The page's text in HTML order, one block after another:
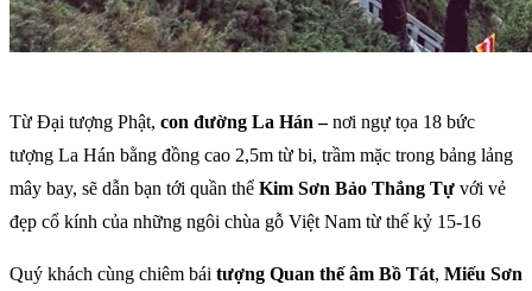
Từ Đại tượng Phật, con đường La Hán –nơi ngự tọa 18 bức
tượng La Hán bằng đồng cao 2,5m từ bi, trầm mặc trong bảng lảng
mây bay, sẽ dẫn bạn tới quần thể Kim Sơn Bảo Thắng Tự với vẻ
đẹp cổ kính của những ngôi chùa gỗ Việt Nam từ thế kỷ 15-16
Quý khách cùng chiêm bái tượng Quan thế âm Bồ Tát, Miếu Sơn